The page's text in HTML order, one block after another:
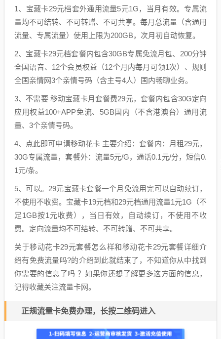
1、宝藏卡29元档套外通用流量5元1G，当月有效。专属流
量均不可结转、不可转赠、不可共享。每月总流量（含通用
流量、专属流量）使用上限为200GB，次月初自动恢复。
2、宝藏卡29元档套餐内包含30GB专属免流月包、200分钟
全国语音、12个会员权益（12个月内每月可领1次）、规则
全国亲情网3个亲情号码（含主号4人）国内畅聊业务。
3、不需要 移动宝藏卡月套餐费29元，套餐内包含30G定向
应用权益100+APP免流、5GB国内（不含港澳台）通用流
量、3个亲情号码。
4、点此即可申请移动花卡 主要介绍：套餐内：月租29元，
30G专属流量，套餐外：流量5元/G，通话0.1元/分，短信0.
1元/条。
5、可以。29元宝藏卡套餐一个月免流用完可以自动续订，
不使用不收费。宝藏卡19元档和29元档通用流量1元1G（不
足1GB按1元收费），当日有效，自动续订，不使用不收
费。定向流量均不可结转、不可转赠、不可共享。
关于移动花卡29元套餐怎么样和移动花卡29元套餐详细介
绍有免费流量吗?的介绍到此就结束了，不知道你从中找到
你需要的信息了吗 ？如果你还想了解更多这方面的信息，
记得收藏关注流量卡网。
正规流量卡免费办理，长按二维码进入